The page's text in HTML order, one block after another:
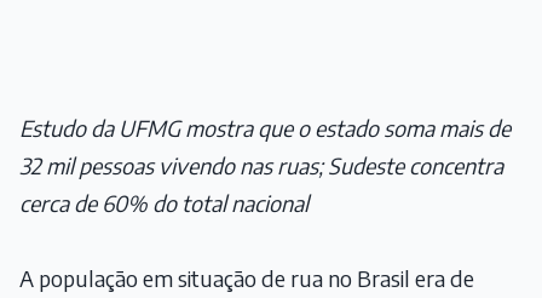
Estudo da UFMG mostra que o estado soma mais de
32 mil pessoas vivendo nas ruas; Sudeste concentra
cerca de 60% do total nacional
A população em situação de rua no Brasil era de